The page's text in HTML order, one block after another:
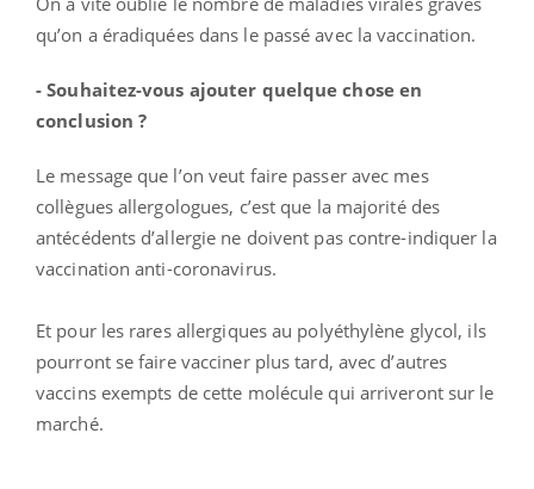
qu’on a éradiquées dans le passé avec la vaccination.
- Souhaitez-vous ajouter quelque chose en
conclusion ?
Le message que l’on veut faire passer avec mes
collègues allergologues, c’est que la majorité des
antécédents d’allergie ne doivent pas contre-indiquer la
vaccination anti-coronavirus.
Et pour les rares allergiques au polyéthylène glycol, ils
pourront se faire vacciner plus tard, avec d’autres
vaccins exempts de cette molécule qui arriveront sur le
marché.